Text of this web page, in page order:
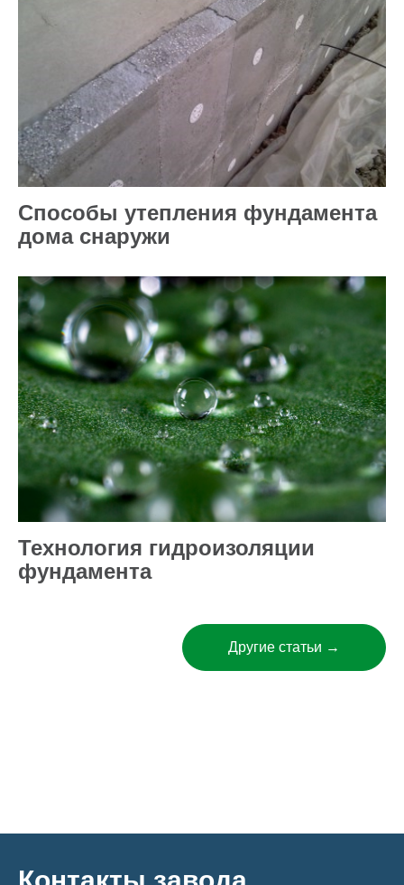
Способы утепления фундамента
дома снаружи
Технология гидроизоляции
фундамента
Другие статьи →